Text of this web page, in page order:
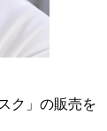
ク」の販売を